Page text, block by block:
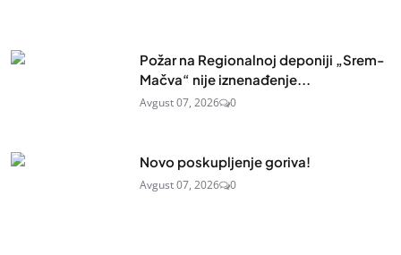
Požar na Regionalnoj deponiji „Srem-
Mačva“ nije iznenađenje...
Avgust 07, 2026 0
Novo poskupljenje goriva!
Avgust 07, 2026 0